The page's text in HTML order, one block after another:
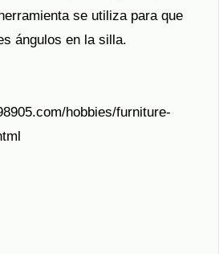
se utiliza para que
ángulos en la silla.
hobbies/furniture-